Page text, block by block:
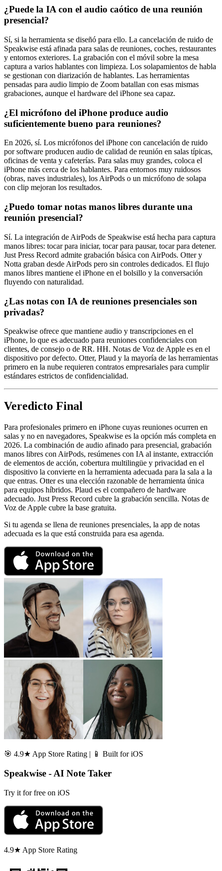
¿Puede la IA con el audio caótico de una reunión
presencial?
Sí, si la herramienta se diseñó para ello. La cancelación de ruido de
Speakwise está afinada para salas de reuniones, coches, restaurantes
y entornos exteriores. La grabación con el móvil sobre la mesa
captura a varios hablantes con limpieza. Los solapamientos de habla
se gestionan con diarización de hablantes. Las herramientas
pensadas para audio limpio de Zoom batallan con esas mismas
grabaciones, aunque el hardware del iPhone sea capaz.
¿El micrófono del iPhone produce audio
suficientemente bueno para reuniones?
En 2026, sí. Los micrófonos del iPhone con cancelación de ruido
por software producen audio de calidad de reunión en salas típicas,
oficinas de venta y cafeterías. Para salas muy grandes, coloca el
iPhone más cerca de los hablantes. Para entornos muy ruidosos
(obras, naves industriales), los AirPods o un micrófono de solapa
con clip mejoran los resultados.
¿Puedo tomar notas manos libres durante una
reunión presencial?
Sí. La integración de AirPods de Speakwise está hecha para captura
manos libres: tocar para iniciar, tocar para pausar, tocar para detener.
Just Press Record admite grabación básica con AirPods. Otter y
Notta graban desde AirPods pero sin controles dedicados. El flujo
manos libres mantiene el iPhone en el bolsillo y la conversación
fluyendo con naturalidad.
¿Las notas con IA de reuniones presenciales son
privadas?
Speakwise ofrece que mantiene audio y transcripciones en el
iPhone, lo que es adecuado para reuniones confidenciales con
clientes, de consejo o de RR. HH. Notas de Voz de Apple es en el
dispositivo por defecto. Otter, Plaud y la mayoría de las herramientas
primero en la nube requieren contratos empresariales para cumplir
estándares estrictos de confidencialidad.
Veredicto Final
Para profesionales primero en iPhone cuyas reuniones ocurren en
salas y no en navegadores, Speakwise es la opción más completa en
2026. La combinación de audio afinado para presencial, grabación
manos libres con AirPods, resúmenes con IA al instante, extracción
de elementos de acción, cobertura multilingüe y privacidad en el
dispositivo la convierte en la herramienta adecuada para la sala a la
que entras. Otter es una elección razonable de herramienta única
para equipos híbridos. Plaud es el compañero de hardware
adecuado. Just Press Record cubre la grabación sencilla. Notas de
Voz de Apple cubre la base gratuita.
Si tu agenda se llena de reuniones presenciales, la app de notas
adecuada es la que está construida para esa agenda.
🎯 4.9★ App Store Rating | 📱 Built for iOS
Speakwise - AI Note Taker
Try it for free on iOS
4.9★ App Store Rating